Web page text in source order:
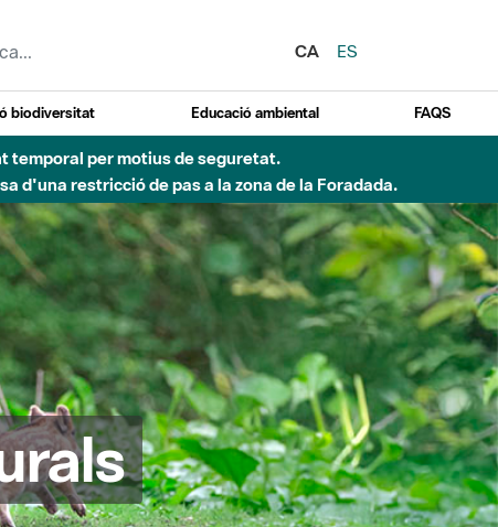
CA
ES
biodiversitat Educació ambiental FAQS
temporal per motius de seguretat.
d'una restricció de pas a la zona de la Foradada.